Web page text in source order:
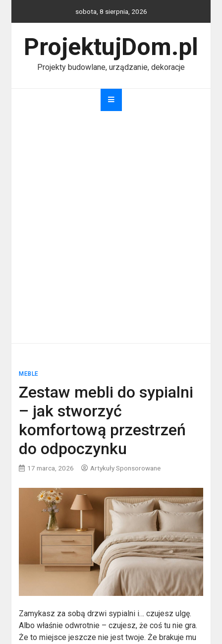
sobota, 8 sierpnia, 2026
ProjektujDom.pl
Projekty budowlane, urządzanie, dekoracje
MEBLE
Zestaw mebli do sypialni
– jak stworzyć
komfortową przestrzeń
do odpoczynku
17 marca, 2026 Artykuły Sponsorowane
Zamykasz za sobą drzwi sypialni i… czujesz ulgę.
Albo właśnie odwrotnie – czujesz, że coś tu nie gra.
Że to miejsce jeszcze nie jest twoje. Że brakuje mu